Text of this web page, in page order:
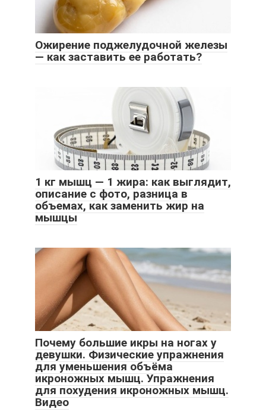
Ожирение поджелудочной железы
— как заставить ее работать?
1 кг мышц — 1 жира: как выглядит,
описание с фото, разница в
объемах, как заменить жир на
мышцы
Почему большие икры на ногах у
девушки. Физические упражнения
для уменьшения объёма
икроножных мышц. Упражнения
для похудения икроножных мышц.
Видео